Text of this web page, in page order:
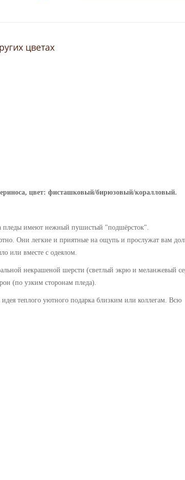
цветах
цвет: фисташковый/бирюзовый/коралловый.
пледы имеют нежный пушистый "подшёрсток".
Они легкие и приятные на ощупь и прослужат вам
или вместе с одеялом.
некрашеной шерсти (светлый экрю и меланжевый
(по узким сторонам пледа).
теплого уютного подарка близким или коллегам. Всю